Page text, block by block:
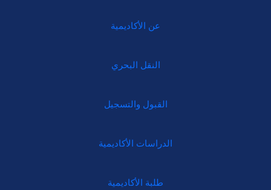
عن الأكاديمية
النقل البحري
القبول والتسجيل
الدراسات الأكاديمية
طلبة الأكاديمية